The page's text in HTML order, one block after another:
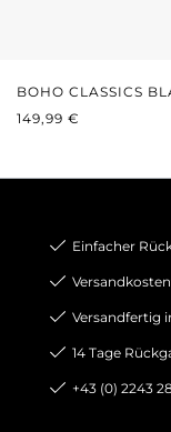
BOHO CLASSICS
REGULÄRER
149,99 €
Einfacher
Versandfertig
14 Tage
+43 (0) 2243